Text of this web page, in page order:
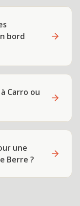
bord
Carro ou
une
Berre ?